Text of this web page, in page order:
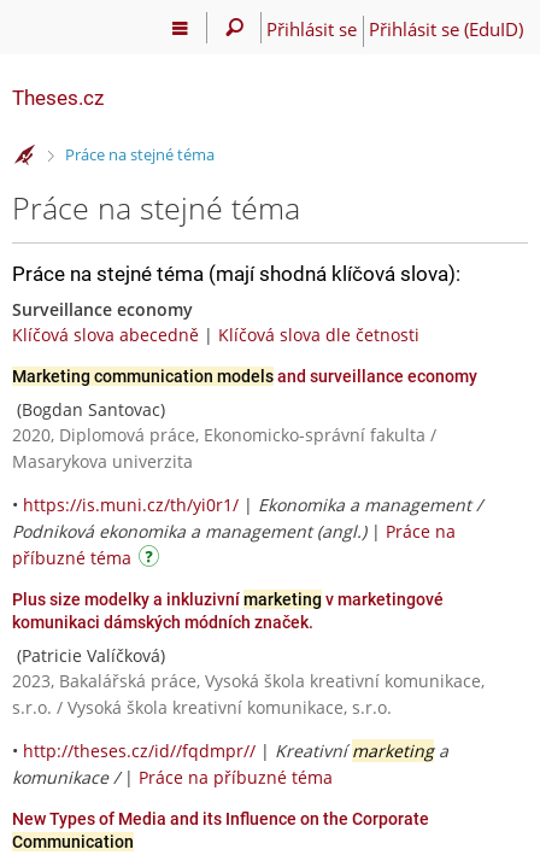
Přihlásit se Přihlásit se (EduID)
Theses.cz
>Práce na stejné téma
Práce na stejné téma
Práce na stejné téma (mají shodná klíčová slova):
Surveillance economy
Klíčová slova abecedně | Klíčová slova dle četnosti
Marketing communication modelsand surveillance economy
(Bogdan Santovac)
2020, Diplomová práce, Ekonomicko-správní fakulta /
Masarykova univerzita
• https://is.muni.cz/th/yi0r1/ | Ekonomika a management /
Podniková ekonomika a management (angl.)| Práce na
příbuzné téma
Plus size modelky a inkluzivnímarketing v marketingové
komunikaci dámských módních značek.
(Patricie Valíčková)
2023, Bakalářská práce, Vysoká škola kreativní komunikace,
s.r.o. / Vysoká škola kreativní komunikace, s.r.o.
• http://theses.cz/id//fqdmpr// | Kreativnímarketinga
komunikace / | Práce na příbuzné téma
New Types of Media and its Influence on the Corporate
Communication